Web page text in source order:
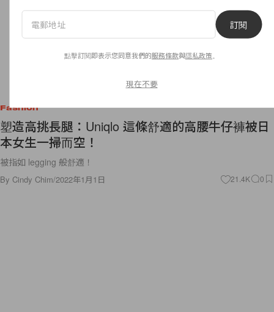
Fashion
塑造高挑長腿：Uniqlo 這條舒適的高腰牛仔褲被日
本女生一掃而空！
被指如 legging 般舒適！
By Cindy Chim/2022年1月1日 21.4K 0
訂閱
點擊訂閱即表示您同意我們的服務條款與隱私政策
現在不要